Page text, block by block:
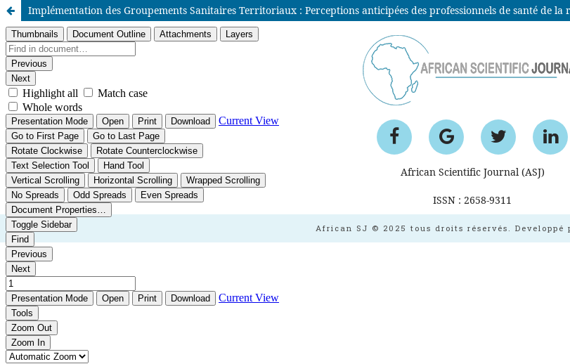
Implémentation des Groupements Sanitaires Territoriaux : Perceptions anticipées des professionnels de santé de la
African Scientific Journal (ASJ)
ISSN : 2658-9311
African SJ © 2025 tous droits réservés. Developpé